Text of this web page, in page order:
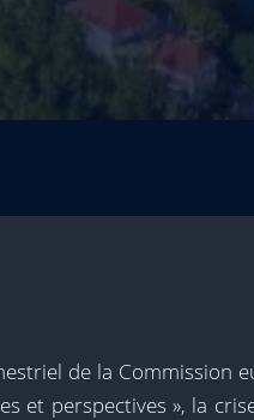
de la Commission
et perspectives », la